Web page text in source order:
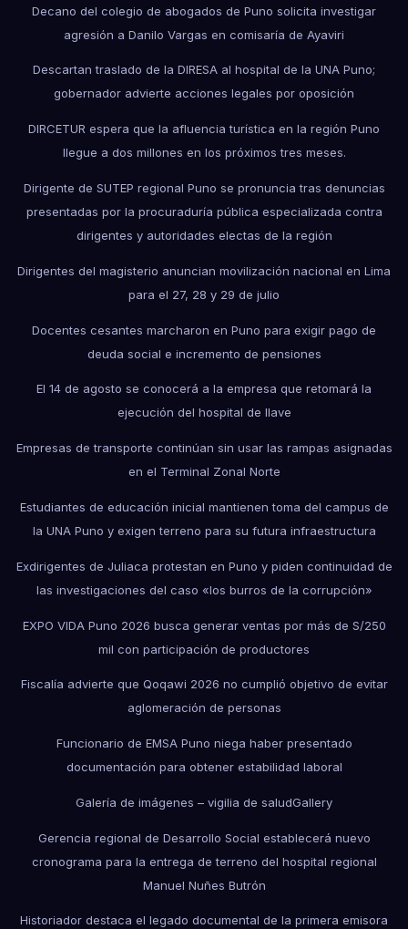
Decano del colegio de abogados de Puno solicita investigar
agresión a Danilo Vargas en comisaría de Ayaviri
Descartan traslado de la DIRESA al hospital de la UNA Puno;
gobernador advierte acciones legales por oposición
DIRCETUR espera que la afluencia turística en la región Puno
llegue a dos millones en los próximos tres meses.
Dirigente de SUTEP regional Puno se pronuncia tras denuncias
presentadas por la procuraduría pública especializada contra
dirigentes y autoridades electas de la región
Dirigentes del magisterio anuncian movilización nacional en Lima
para el 27, 28 y 29 de julio
Docentes cesantes marcharon en Puno para exigir pago de
deuda social e incremento de pensiones
El 14 de agosto se conocerá a la empresa que retomará la
ejecución del hospital de Ilave
Empresas de transporte continúan sin usar las rampas asignadas
en el Terminal Zonal Norte
Estudiantes de educación inicial mantienen toma del campus de
la UNA Puno y exigen terreno para su futura infraestructura
Exdirigentes de Juliaca protestan en Puno y piden continuidad de
las investigaciones del caso «los burros de la corrupción»
EXPO VIDA Puno 2026 busca generar ventas por más de S/250
mil con participación de productores
Fiscalía advierte que Qoqawi 2026 no cumplió objetivo de evitar
aglomeración de personas
Funcionario de EMSA Puno niega haber presentado
documentación para obtener estabilidad laboral
Galería de imágenes – vigilia de saludGallery
Gerencia regional de Desarrollo Social establecerá nuevo
cronograma para la entrega de terreno del hospital regional
Manuel Nuñes Butrón
Historiador destaca el legado documental de la primera emisora